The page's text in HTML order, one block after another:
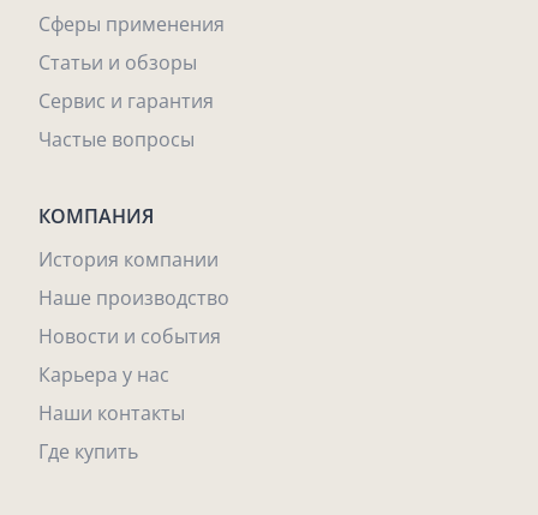
Сферы применения
Статьи и обзоры
Сервис и гарантия
Частые вопросы
КОМПАНИЯ
История компании
Наше производство
Новости и события
Карьера у нас
Наши контакты
Где купить